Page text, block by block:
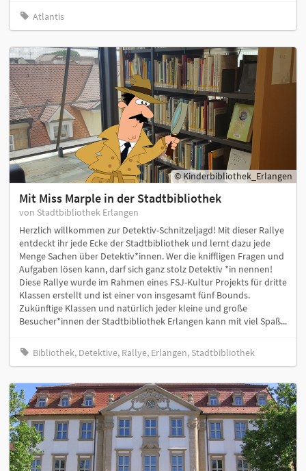
Atlantis
© Kinderbibliothek_Erlangen
Mit Miss Marple in der Stadtbibliothek
von Stadtbibliothek Erlangen
Herzlich willkommen zur Detektiv-Schnitzeljagd! Mit dieser Rallye
entdeckt ihr jede Ecke der Stadtbibliothek und lernt dazu jede
Menge Sachen über Detektiv*innen. Wer die kniffligen Fragen und
Aufgaben lösen kann, darf sich ganz stolz Detektiv *in nennen!
Diese Rallye wurde im Rahmen eines FSJ-Kultur Projekts für dritte
Klassen erstellt und ist einer von insgesamt fünf Bounds.
Zukünftige Klassen und natürlich jeder kleine und große
Besucher*innen der Stadtbibliothek Erlangen kann mit viel Spaß...
Bibliothek, Detektive, Rallye, Erlangen, Stadtbibliothek